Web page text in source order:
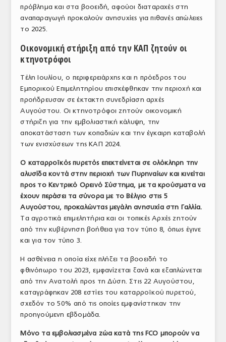
πρόβλημα και στα βοοειδή, αφούοι διαταραχές στη
αναπαραγωγή προκαλούν ανησυχίες για πιθανές απώλειες
το 2025.
Οικονομική στήριξη από την ΚΑΠ ζητούν οι
κτηνοτρόφοι
Τέλη Ιουλίου, ο περιφερειάρχης και η πρόεδρος του
Εμπορικού Επιμελητηρίου επισκέφθηκαν την περιοχή και
προήδρευσαν σε έκτακτη συνεδρίαση αρχές
Αυγούστου. Οι κτηνοτρόφοι ζητούν οικονομική
στήριξη για την εμβολιαστική κάλυψη, την
αποκατάσταση των κοπαδιών και την έγκαιρη καταβολή
των ενισχύσεων της ΚΑΠ 2024.
Ο καταρροϊκός πυρετός επεκτείνεται σε ολόκληρη την
αλυσίδα κοντά στην περιοχή των Πυρηναίων και κινείται
προς το Κεντρικό Ορεινό Σύστημα, με τα κρούσματα να
έχουν περάσει τα σύνορα με το Βέλγιο στις 5
Αυγούστου, προκαλώντας μεγάλη ανησυχία στη Γαλλία.
Τα αγροτικά επιμελητήρια και οι τοπικές Αρχές ζητούν
από την κυβέρνηση βοήθεια για τον τύπο 8, όπως έγινε
και για τον τύπο 3.
Η ασθένεια η οποία είχε πλήξει τα βοοειδή το
φθινόπωρο του 2023, εμφανίζεται ξανά και εξαπλώνεται
από την Ανατολή προς τη Δύση. Στις 22 Αυγούστου,
καταγράφηκαν 208 εστίες του καταρροϊκού πυρετού,
σχεδόν το 50% από τις οποίες εμφανίστηκαν την
προηγούμενη εβδομάδα.
Μόνο τα εμβολιασμένα ζώα κατά της FCO μπορούν να